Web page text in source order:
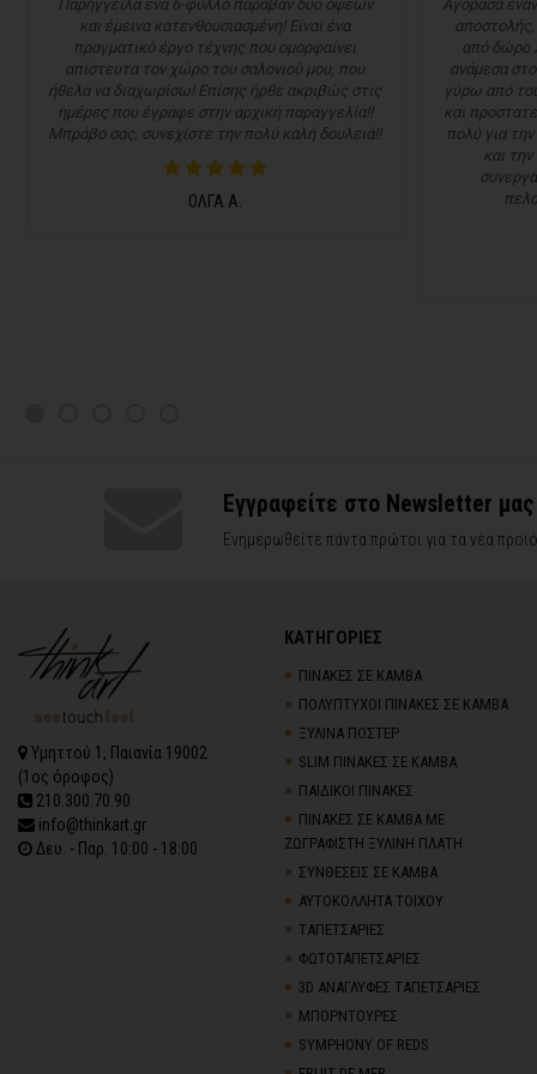
Παρήγγειλα ένα 6-φυλλο παραβάν δύο όψεων
και έμεινα κατενθουσιασμένη! Είναι ένα
πραγματικό έργο τέχνης που ομορφαίνει
απίστευτα τον χώρο του σαλονιού μου, που
ήθελα να διαχωρίσω! Επίσης ήρθε ακριβώς στις
ημέρες που έγραφε στην αρχική παραγγελία!!
Μπράβο σας, συνεχίστε την πολύ καλή δουλειά!!
ΟΛΓΑ Α.
Αγόρασα
από δώρο
ανάμεσα
γύρω από
και
πολύ για
και
Εγγραφείτε στο Newsletter μας
Ενημερωθείτε πάντα πρώτοι για τα νέα
Υμηττού 1, Παιανία 19002
(1ος όροφος)
210.300.70.90
info@thinkart.gr
Δευ. - Παρ. 10:00 - 18:00
ΚΑΤΗΓΟΡΙΕΣ
ΠΙΝΑΚΕΣ ΣΕ ΚΑΜΒΑ
ΠΟΛΥΠΤΥΧΟΙ ΠΙΝΑΚΕΣ ΣΕ ΚΑΜΒΑ
ΞΥΛΙΝΑ ΠΟΣΤΕΡ
SLIM ΠΙΝΑΚΕΣ ΣΕ ΚΑΜΒΑ
ΠΑΙΔΙΚΟΙ ΠΙΝΑΚΕΣ
ΠΙΝΑΚΕΣ ΣΕ ΚΑΜΒΑ ΜΕ
ΖΩΓΡΑΦΙΣΤΗ ΞΥΛΙΝΗ ΠΛΑΤΗ
ΣΥΝΘΕΣΕΙΣ ΣΕ ΚΑΜΒΑ
ΑΥΤΟΚΟΛΛΗΤΑ ΤΟΙΧΟΥ
TΑΠΕΤΣΑΡΙΕΣ
ΦΩΤΟΤΑΠΕΤΣΑΡΙΕΣ
3D AΝΑΓΛΥΦΕΣ TΑΠΕΤΣΑΡΙΕΣ
ΜΠΟΡΝΤΟΥΡΕΣ
SYMPHONY OF REDS